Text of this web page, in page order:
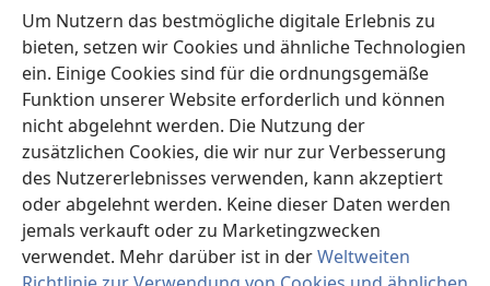
Um Nutzern das bestmögliche digitale Erlebnis zu
bieten, setzen wir Cookies und ähnliche Technologien
ein. Einige Cookies sind für die ordnungsgemäße
Funktion unserer Website erforderlich und können
nicht abgelehnt werden. Die Nutzung der
zusätzlichen Cookies, die wir nur zur Verbesserung
des Nutzererlebnisses verwenden, kann akzeptiert
oder abgelehnt werden. Keine dieser Daten werden
jemals verkauft oder zu Marketingzwecken
verwendet. Mehr darüber ist in derWeltweiten
Spenden
(öffnet
neues
Fenster)Wachtturm ONLINE-BIBLIOTHEK
(öffnet
neues
Fenster)JW Hub®
(öffnet
neues
Fenster)JW Library
Watchtower Library ®